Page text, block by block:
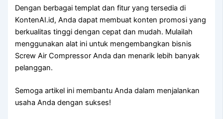
Dengan berbagai templat dan fitur yang tersedia di
KontenAI.id, Anda dapat membuat konten promosi yang
berkualitas tinggi dengan cepat dan mudah. Mulailah
menggunakan alat ini untuk mengembangkan bisnis
Screw Air Compressor Anda dan menarik lebih banyak
pelanggan.
Semoga artikel ini membantu Anda dalam menjalankan
usaha Anda dengan sukses!